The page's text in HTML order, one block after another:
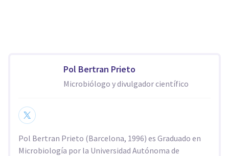
Pol Bertran Prieto
Microbiólogo y divulgador científico
Pol Bertran Prieto (Barcelona, 1996) es Graduado en
Microbiología por la Universidad Autónoma de